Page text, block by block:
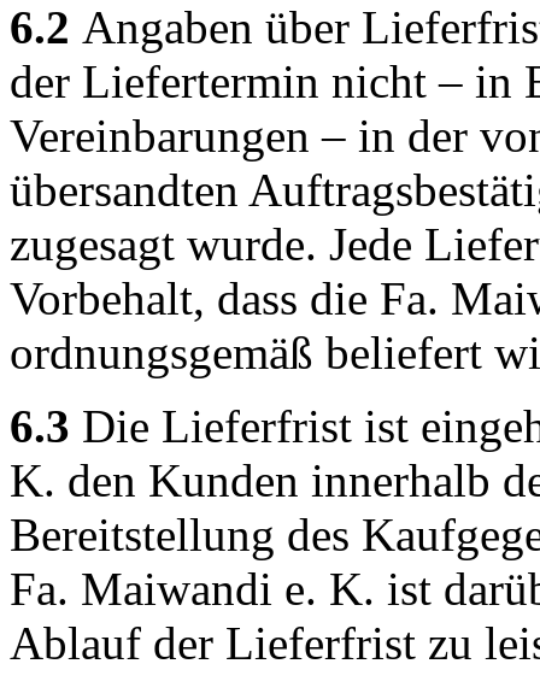
6.2 Angaben über
der Liefertermin nicht – in
Vereinbarungen – in der
übersandten
zugesagt wurde. Jede
Vorbehalt, dass die Fa.
ordnungsgemäß beliefert
6.3 Die Lieferfrist ist
K. den Kunden innerhalb
Bereitstellung des
Fa. Maiwandi e. K. ist
Ablauf der Lieferfrist zu